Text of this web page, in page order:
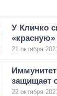
У Кличко
«красную»
21 октября
защищает
22 октября